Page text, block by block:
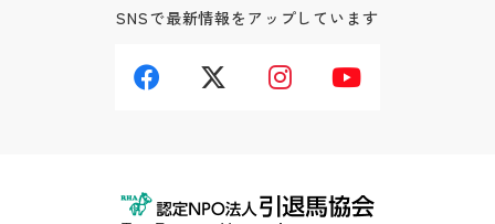
SNSで最新情報をアップしています